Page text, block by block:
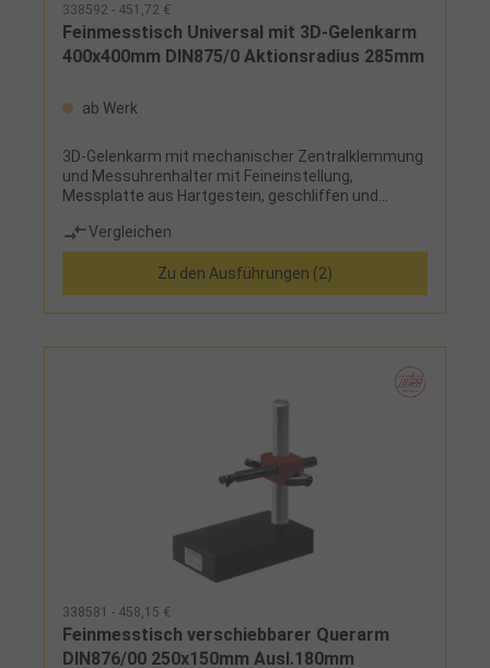
338592 - 451,72 €
Feinmesstisch Universal mit 3D-Gelenkarm
400x400mm DIN875/0 Aktionsradius 285mm
ab Werk
3D-Gelenkarm mit mechanischer Zentralklemmung
und Messuhrenhalter mit Feineinstellung,
Messplatte aus Hartgestein, geschliffen und
Schwalbenschwanzklemmung
Vergleichen
Zu den Ausführungen (2)
338581 - 458,15 €
Feinmesstisch verschiebbarer Querarm
DIN876/00 250x150mm Ausl.180mm